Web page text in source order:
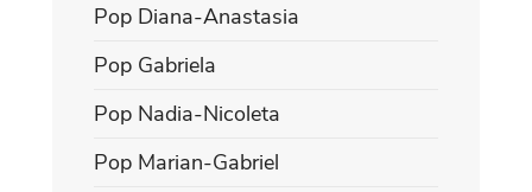
Pop Diana-Anastasia
Pop Gabriela
Pop Nadia-Nicoleta
Pop Marian-Gabriel